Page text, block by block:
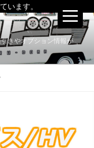
います。
きやオプション情報が